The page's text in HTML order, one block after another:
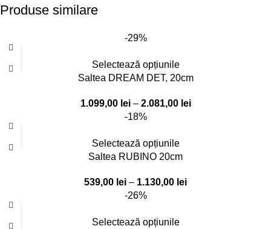
Produse similare
-29%
Selectează opțiunile
Saltea DREAM DET, 20cm
1.099,00 lei – 2.081,00 lei
-18%
Selectează opțiunile
Saltea RUBINO 20cm
539,00 lei – 1.130,00 lei
-26%
Selectează opțiunile